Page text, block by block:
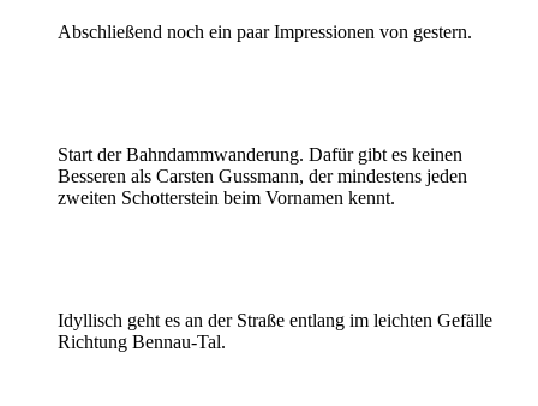
Abschließend noch ein paar Impressionen von gestern.
Start der Bahndammwanderung. Dafür gibt es keinen
Besseren als Carsten Gussmann, der mindestens jeden
zweiten Schotterstein beim Vornamen kennt.
Idyllisch geht es an der Straße entlang im leichten Gefälle
Richtung Bennau-Tal.